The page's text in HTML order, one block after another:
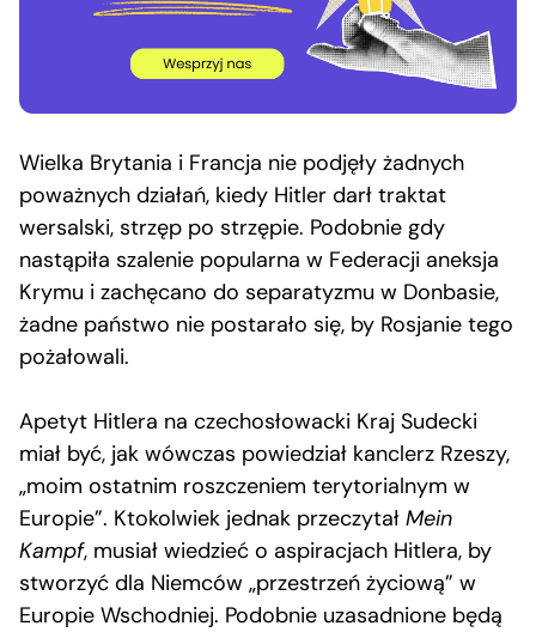
Wielka Brytania i Francja nie podjęły żadnych
poważnych działań, kiedy Hitler darł traktat
wersalski, strzęp po strzępie. Podobnie gdy
nastąpiła szalenie popularna w Federacji aneksja
Krymu i zachęcano do separatyzmu w Donbasie,
żadne państwo nie postarało się, by Rosjanie tego
pożałowali.
Apetyt Hitlera na czechosłowacki Kraj Sudecki
miał być, jak wówczas powiedział kanclerz Rzeszy,
„moim ostatnim roszczeniem terytorialnym w
Europie”. Ktokolwiek jednak przeczytał Mein
Kampf, musiał wiedzieć o aspiracjach Hitlera, by
stworzyć dla Niemców „przestrzeń życiową” w
Europie Wschodniej. Podobnie uzasadnione będą